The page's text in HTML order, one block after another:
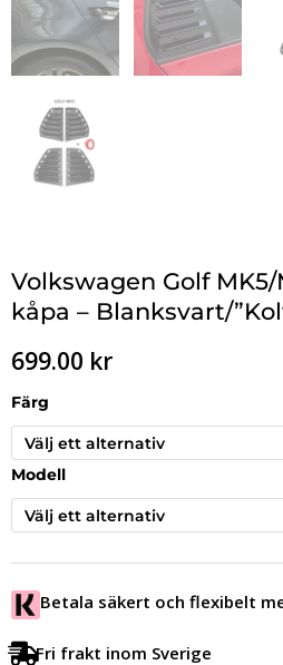
Volkswagen Golf
kåpa – Blanksvart/
699.00 kr
Färg
Modell
Betala säkert och flexibelt
Fri frakt inom Sverige